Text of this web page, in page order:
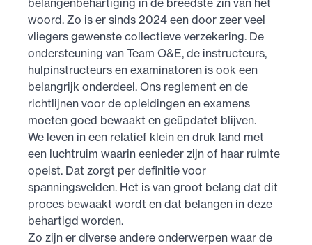
woord. Zo is er sinds 2024 een door zeer veel
vliegers gewenste collectieve verzekering. De
ondersteuning van Team O&E, de instructeurs,
hulpinstructeurs en examinatoren is ook een
belangrijk onderdeel. Ons reglement en de
richtlijnen voor de opleidingen en examens
moeten goed bewaakt en geüpdatet blijven.
We leven in een relatief klein en druk land met
een luchtruim waarin eenieder zijn of haar ruimte
opeist. Dat zorgt per definitie voor
spanningsvelden. Het is van groot belang dat dit
proces bewaakt wordt en dat belangen in deze
behartigd worden.
Zo zijn er diverse andere onderwerpen waar de